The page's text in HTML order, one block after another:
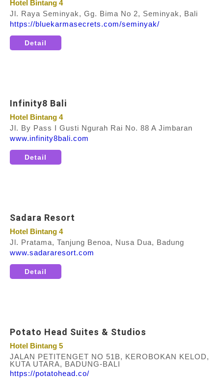
Hotel Bintang 4
Jl. Raya Seminyak, Gg. Bima No 2, Seminyak, Bali
https://bluekarmasecrets.com/seminyak/
Detail
Infinity8 Bali
Hotel Bintang 4
Jl. By Pass I Gusti Ngurah Rai No. 88 A Jimbaran
www.infinity8bali.com
Detail
Sadara Resort
Hotel Bintang 4
Jl. Pratama, Tanjung Benoa, Nusa Dua, Badung
www.sadararesort.com
Detail
Potato Head Suites & Studios
Hotel Bintang 5
JALAN PETITENGET NO 51B, KEROBOKAN KELOD,
KUTA UTARA, BADUNG-BALI
https://potatohead.co/